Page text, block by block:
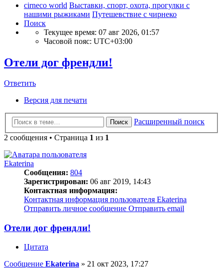
cirneco world Выставки, спорт, охота, прогулки с
нашими рыжиками Путешевствие с чирнеко
Поиск
Текущее время: 07 авг 2026, 01:57
Часовой пояс: UTC+03:00
Отели дог френдли!
Ответить
Версия для печати
Поиск
Расширенный поиск
2 сообщения • Страница 1 из 1
Ekaterina
Сообщения: 804
Зарегистрирован: 06 авг 2019, 14:43
Контактная информация:
Контактная информация пользователя Ekaterina
Отправить личное сообщение Отправить email
Отели дог френдли!
Цитата
Сообщение Ekaterina » 21 окт 2023, 17:27